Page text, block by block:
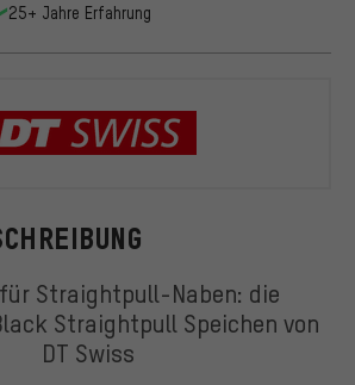
Straightpull-Naben: die
Straightpull Speichen von
DT Swiss
25+ Jahre Erfahrung
DT Swiss